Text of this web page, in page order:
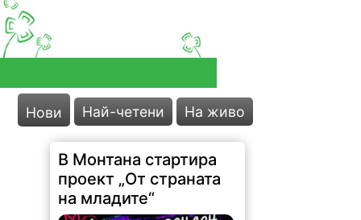
Нови Най-четени На живо
В Монтана стартира
проект „От страната
на младите“